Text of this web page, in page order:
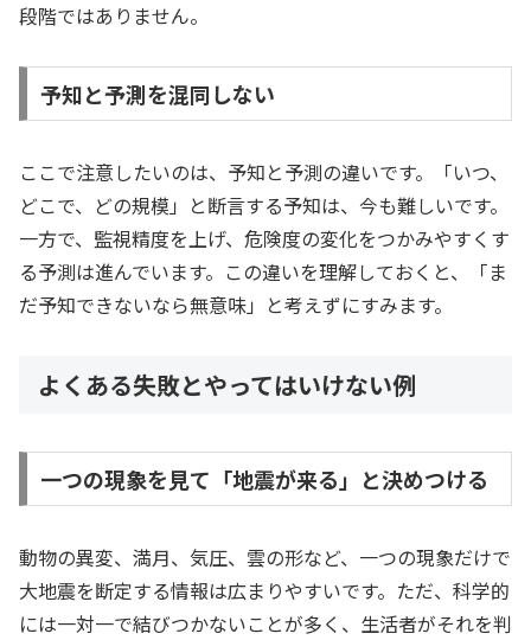
段階ではありません。
予知と予測を混同しない
ここで注意したいのは、予知と予測の違いです。「いつ、
どこで、どの規模」と断言する予知は、今も難しいです。
一方で、監視精度を上げ、危険度の変化をつかみやすくす
る予測は進んでいます。この違いを理解しておくと、「ま
だ予知できないなら無意味」と考えずにすみます。
よくある失敗とやってはいけない例
一つの現象を見て「地震が来る」と決めつける
動物の異変、満月、気圧、雲の形など、一つの現象だけで
大地震を断定する情報は広まりやすいです。ただ、科学的
には一対一で結びつかないことが多く、生活者がそれを判